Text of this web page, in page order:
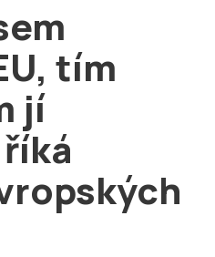
tím
jí